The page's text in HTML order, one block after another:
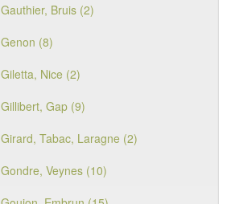
Gauthier, Bruis (2)
Genon (8)
Giletta, Nice (2)
Gillibert, Gap (9)
Girard, Tabac, Laragne (2)
Gondre, Veynes (10)